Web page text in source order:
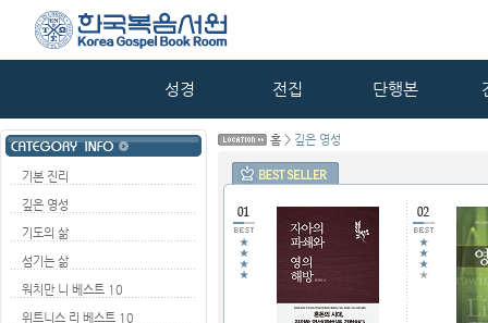
성경 전집 단행본
기본 진리
깊은 영성
기도의 삶
섬기는 삶
워치만 니 베스트 10
위트니스 리 베스트 10
홈 > 깊은 영성